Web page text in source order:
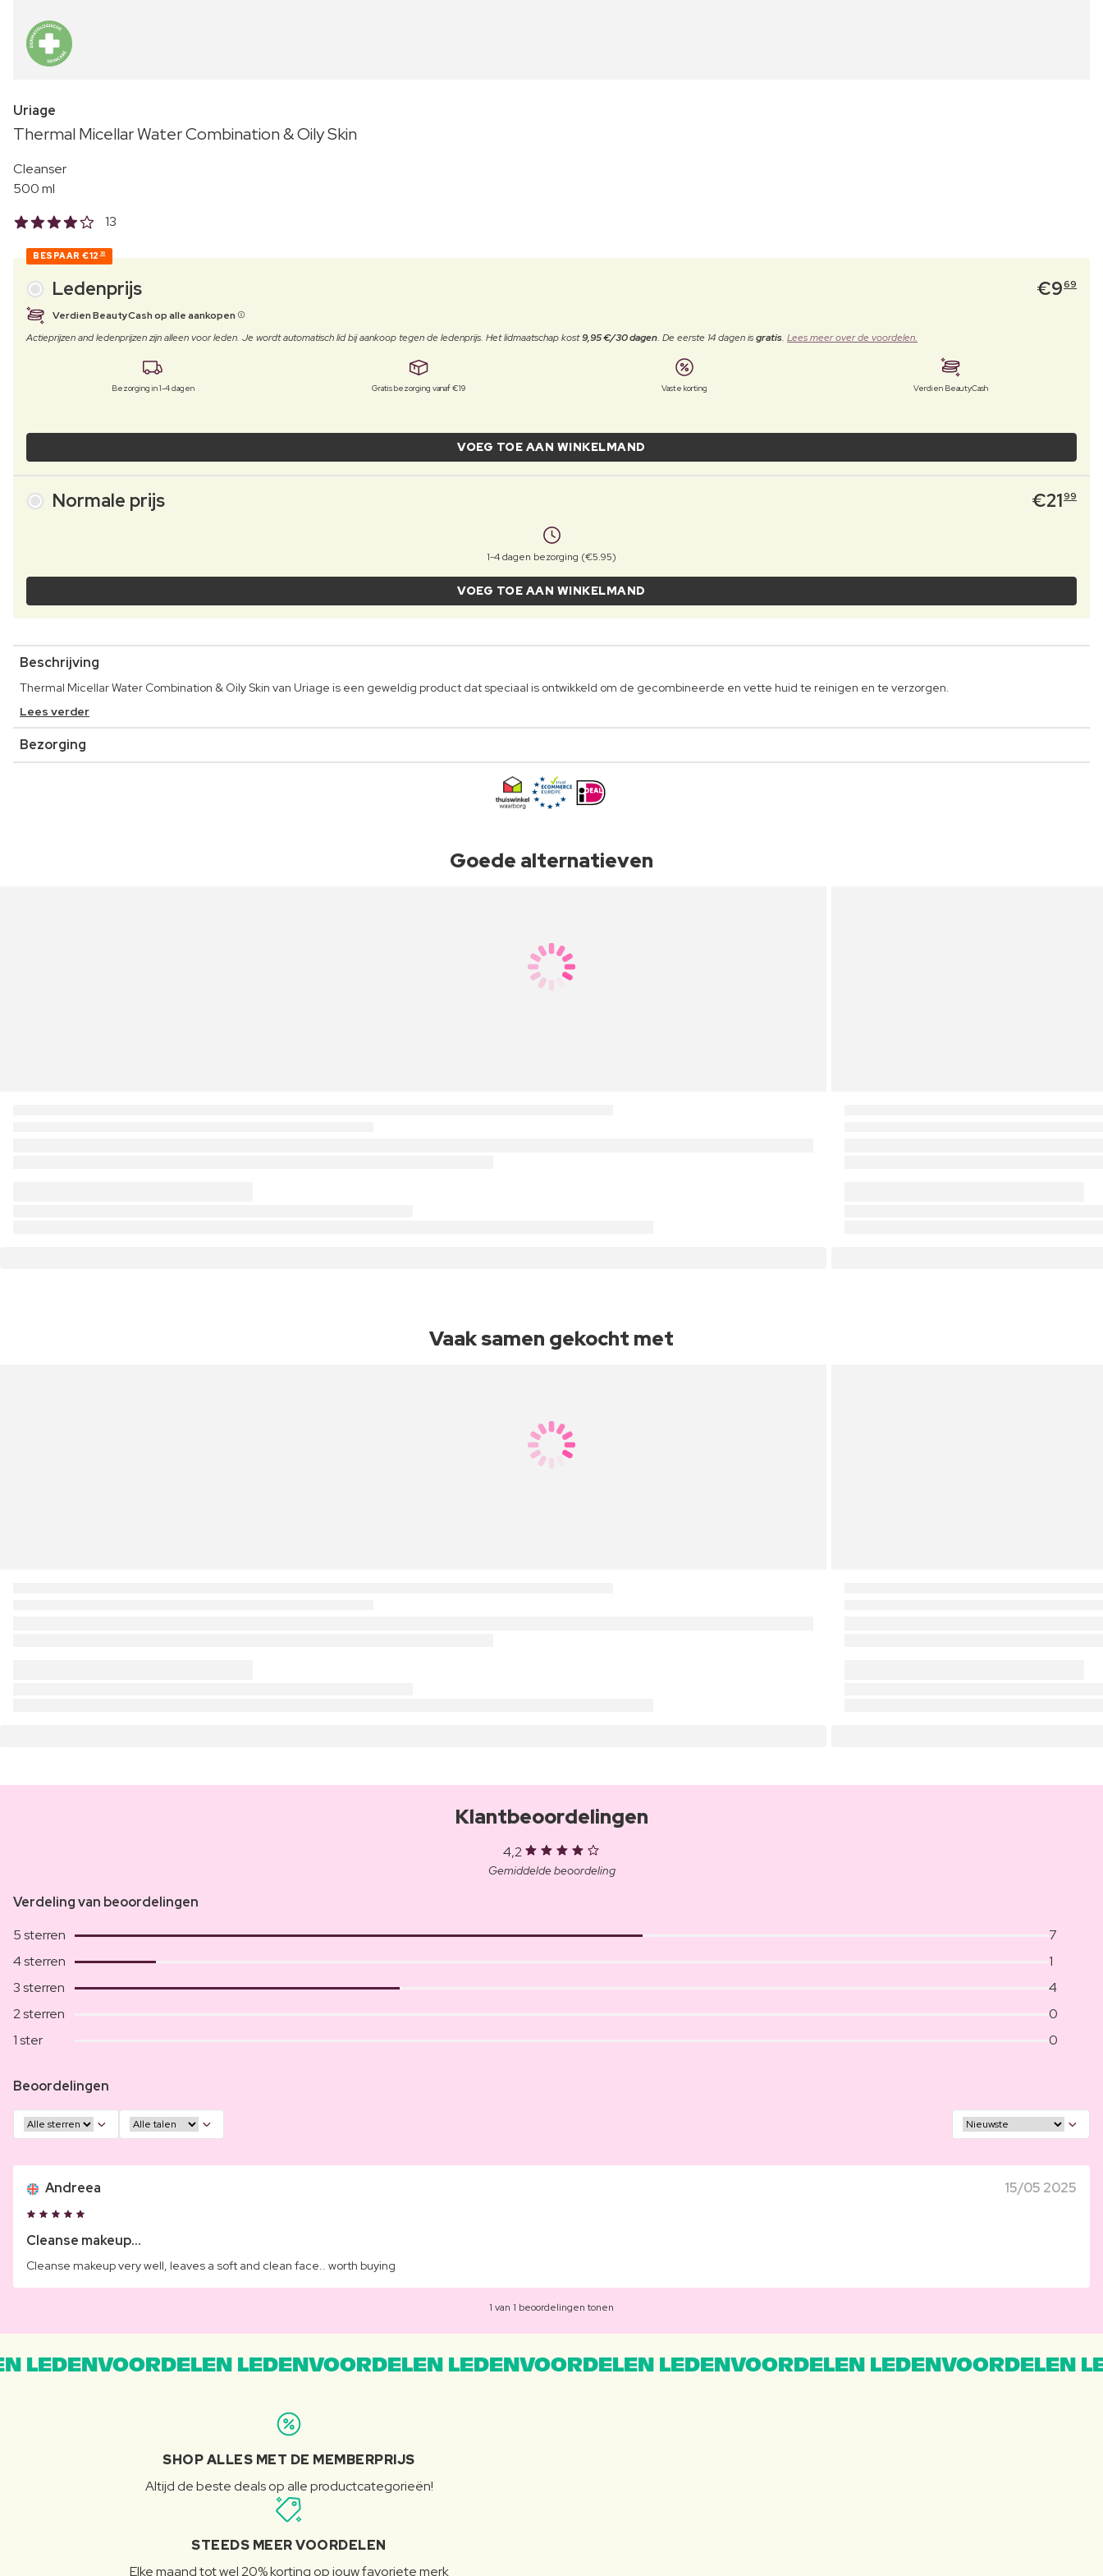
Uriage
Thermal Micellar Water Combination & Oily Skin
Cleanser
500 ml
13
BESPAAR €12 30
Ledenprijs €969
Verdien BeautyCash op alle aankopen
Actieprijzen and ledenprijzen zijn alleen voor leden. Je wordt automatisch lid bij aankoop tegen de ledenprijs. Het lidmaatschap kost9,95 €/30 dagen. De eerste 14 dagen isgratis. Lees meer over de voordelen.
Bezorging in 1-4 dagen Gratis bezorging vanaf €19 Vaste korting Verdien BeautyCash
VOEG TOE AAN WINKELMAND
Normale prijs €2199
1-4 dagen bezorging (€5.95)
VOEG TOE AAN WINKELMAND
Beschrijving
Thermal Micellar Water Combination & Oily Skin van Uriage is een geweldig product dat speciaal is ontwikkeld om de gecombineerde en vette huid te reinigen en te verzorgen.
Lees verder
Bezorging
Goede alternatieven
Vaak samen gekocht met
Klantbeoordelingen
4,2
Gemiddelde beoordeling
Verdeling van beoordelingen
5 sterren
7
4 sterren
1
3 sterren
4
2 sterren
0
1 ster
0
Beoordelingen
Andreea 15/05 2025
Cleanse makeup...
Cleanse makeup very well, leaves a soft and clean face.. worth buying
1 van 1 beoordelingen tonen
LEDENVOORDELEN LEDENVOORDELEN LEDENVOORDELEN LEDENVOORDELEN
SHOP ALLES MET DE MEMBERPRIJS
Altijd de beste deals op alle productcategorieën!
STEEDS MEER VOORDELEN
Elke maand tot wel 20% korting op jouw favoriete merk